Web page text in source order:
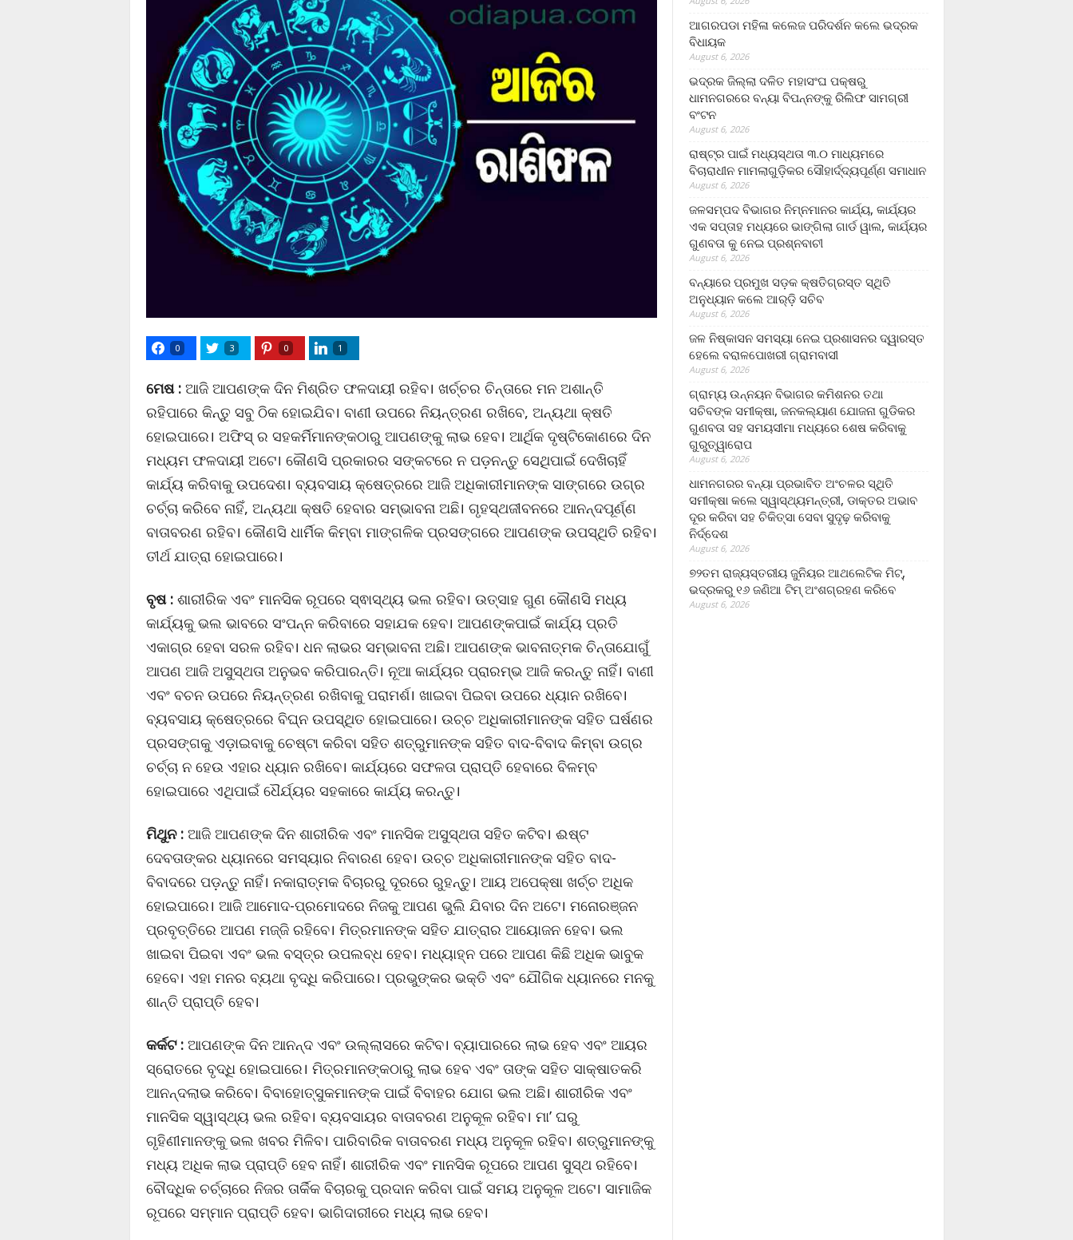
0 3 0 1
ମେଷ :ଆଜି ଆପଣଙ୍କ ଦିନ ମିଶ୍ରିତ ଫଳଦାୟୀ ରହିବ। ଖର୍ଚ୍ଚର ଚିନ୍ତାରେ ମନ ଅଶାନ୍ତି
ରହିପାରେ କିନ୍ତୁ ସବୁ ଠିକ ହୋଇଯିବ। ବାଣୀ ଉପରେ ନିୟନ୍ତ୍ରଣ ରଖିବେ, ଅନ୍ୟଥା କ୍ଷତି
ହୋଇପାରେ। ଅଫିସ୍ ର ସହକର୍ମିମାନଙ୍କଠାରୁ ଆପଣଙ୍କୁ ଲାଭ ହେବ। ଆର୍ଥିକ ଦୃଷ୍ଟିକୋଣରେ ଦିନ
ମଧ୍ୟମ ଫଳଦାୟୀ ଅଟେ। କୌଣସି ପ୍ରକାରର ସଙ୍କଟରେ ନ ପଡ଼ନନ୍ତୁ ସେଥିପାଇଁ ଦେଖିଚାହିଁ
କାର୍ଯ୍ୟ କରିବାକୁ ଉପଦେଶ। ବ୍ୟବସାୟ କ୍ଷେତ୍ରରେ ଆଜି ଅଧିକାରୀମାନଙ୍କ ସାଙ୍ଗରେ ଉଗ୍ର
ଚର୍ଚ୍ଚା କରିବେ ନାହିଁ, ଅନ୍ୟଥା କ୍ଷତି ହେବାର ସମ୍ଭାବନା ଅଛି। ଗୃହସ୍ଥଜୀବନରେ ଆନନ୍ଦପୂର୍ଣ୍ଣ
ବାତାବରଣ ରହିବ। କୌଣସି ଧାର୍ମିକ କିମ୍ବା ମାଙ୍ଗଳିକ ପ୍ରସଙ୍ଗରେ ଆପଣଙ୍କ ଉପସ୍ଥିତି ରହିବ।
ତୀର୍ଥ ଯାତ୍ରା ହୋଇପାରେ।
ବୃଷ :ଶାରୀରିକ ଏବଂ ମାନସିକ ରୂପରେ ସ୍ଵାସ୍ଥ୍ୟ ଭଲ ରହିବ। ଉତ୍ସାହ ଗୁଣ କୌଣସି ମଧ୍ୟ
କାର୍ଯ୍ୟକୁ ଭଲ ଭାବରେ ସଂପନ୍ନ କରିବାରେ ସହାଯକ ହେବ। ଆପଣଙ୍କପାଇଁ କାର୍ଯ୍ୟ ପ୍ରତି
ଏକାଗ୍ର ହେବା ସରଳ ରହିବ। ଧନ ଲାଭର ସମ୍ଭାବନା ଅଛି। ଆପଣଙ୍କ ଭାବନାତ୍ମକ ଚିନ୍ତାଯୋଗୁଁ
ଆପଣ ଆଜି ଅସୁସ୍ଥତା ଅନୁଭବ କରିପାରନ୍ତି। ନୂଆ କାର୍ଯ୍ୟର ପ୍ରାରମ୍ଭ ଆଜି କରନ୍ତୁ ନାହିଁ। ବାଣୀ
ଏବଂ ବଚନ ଉପରେ ନିୟନ୍ତ୍ରଣ ରଖିବାକୁ ପରାମର୍ଶ। ଖାଇବା ପିଇବା ଉପରେ ଧ୍ୟାନ ରଖିବେ।
ବ୍ୟବସାୟ କ୍ଷେତ୍ରରେ ବିଘ୍ନ ଉପସ୍ଥିତ ହୋଇପାରେ। ଉଚ୍ଚ ଅଧିକାରୀମାନଙ୍କ ସହିତ ଘର୍ଷଣର
ପ୍ରସଙ୍ଗକୁ ଏଡ଼ାଇବାକୁ ଚେଷ୍ଟା କରିବା ସହିତ ଶତ୍ରୁମାନଙ୍କ ସହିତ ବାଦ-ବିବାଦ କିମ୍ବା ଉଗ୍ର
ଚର୍ଚ୍ଚା ନ ହେଉ ଏହାର ଧ୍ୟାନ ରଖିବେ। କାର୍ଯ୍ୟରେ ସଫଳତା ପ୍ରାପ୍ତି ହେବାରେ ବିଳମ୍ବ
ହୋଇପାରେ ଏଥିପାଇଁ ଧୈର୍ଯ୍ୟର ସହକାରେ କାର୍ଯ୍ୟ କରନ୍ତୁ।
ମିଥୁନ :ଆଜି ଆପଣଙ୍କ ଦିନ ଶାରୀରିକ ଏବଂ ମାନସିକ ଅସୁସ୍ଥତା ସହିତ କଟିବ। ଈଷ୍ଟ
ଦେବତାଙ୍କର ଧ୍ୟାନରେ ସମସ୍ୟାର ନିବାରଣ ହେବ। ଉଚ୍ଚ ଅଧିକାରୀମାନଙ୍କ ସହିତ ବାଦ-
ବିବାଦରେ ପଡ଼ନ୍ତୁ ନାହିଁ। ନକାରାତ୍ମକ ବିଚାରରୁ ଦୂରରେ ରୁହନ୍ତୁ। ଆୟ ଅପେକ୍ଷା ଖର୍ଚ୍ଚ ଅଧିକ
ହୋଇପାରେ। ଆଜି ଆମୋଦ-ପ୍ରମୋଦରେ ନିଜକୁ ଆପଣ ଭୁଲି ଯିବାର ଦିନ ଅଟେ। ମନୋରଞ୍ଜନ
ପ୍ରବୃତ୍ତିରେ ଆପଣ ମଜ୍ଜି ରହିବେ। ମିତ୍ରମାନଙ୍କ ସହିତ ଯାତ୍ରାର ଆୟୋଜନ ହେବ। ଭଲ
ଖାଇବା ପିଇବା ଏବଂ ଭଲ ବସ୍ତ୍ର ଉପଲବ୍ଧ ହେବ। ମଧ୍ୟାହ୍ନ ପରେ ଆପଣ କିଛି ଅଧିକ ଭାବୁକ
ହେବେ। ଏହା ମନର ବ୍ୟଥା ବୃଦ୍ଧି କରିପାରେ। ପ୍ରଭୁଙ୍କର ଭକ୍ତି ଏବଂ ଯୌଗିକ ଧ୍ୟାନରେ ମନକୁ
ଶାନ୍ତି ପ୍ରାପ୍ତି ହେବ।
କର୍କଟ :ଆପଣଙ୍କ ଦିନ ଆନନ୍ଦ ଏବଂ ଉଲ୍ଲାସରେ କଟିବ। ବ୍ୟାପାରରେ ଲାଭ ହେବ ଏବଂ ଆୟର
ସ୍ରୋତରେ ବୃଦ୍ଧି ହୋଇପାରେ। ମିତ୍ରମାନଙ୍କଠାରୁ ଲାଭ ହେବ ଏବଂ ତାଙ୍କ ସହିତ ସାକ୍ଷାତକରି
ଆନନ୍ଦଲାଭ କରିବେ। ବିବାହୋତ୍ସୁକମାନଙ୍କ ପାଇଁ ବିବାହର ଯୋଗ ଭଲ ଅଛି। ଶାରୀରିକ ଏବଂ
ମାନସିକ ସ୍ୱାସ୍ଥ୍ୟ ଭଲ ରହିବ। ବ୍ୟବସାୟର ବାତାବରଣ ଅନୁକୂଳ ରହିବ। ମା’ ଘରୁ
ଗୃହିଣୀମାନଙ୍କୁ ଭଲ ଖବର ମିଳିବ। ପାରିବାରିକ ବାତାବରଣ ମଧ୍ୟ ଅନୁକୂଳ ରହିବ। ଶତ୍ରୁମାନଙ୍କୁ
ମଧ୍ୟ ଅଧିକ ଲାଭ ପ୍ରାପ୍ତି ହେବ ନାହିଁ। ଶାରୀରିକ ଏବଂ ମାନସିକ ରୂପରେ ଆପଣ ସୁସ୍ଥ ରହିବେ।
ବୌଦ୍ଧିକ ଚର୍ଚ୍ଚାରେ ନିଜର ତାର୍କିକ ବିଚାରକୁ ପ୍ରଦାନ କରିବା ପାଇଁ ସମୟ ଅନୁକୂଳ ଅଟେ। ସାମାଜିକ
ରୂପରେ ସମ୍ମାନ ପ୍ରାପ୍ତି ହେବ। ଭାଗିଦାରୀରେ ମଧ୍ୟ ଲାଭ ହେବ।
ଆଗରପଡା ମହିଳା କଲେଜ ପରିଦର୍ଶନ କଲେ ଭଦ୍ରକ
ବିଧାୟକ
August 6, 2026
ଭଦ୍ରକ ଜିଲ୍ଲା ଦଳିତ ମହାସଂଘ ପକ୍ଷରୁ
ଧାମନଗରରେ ବନ୍ୟା ବିପନ୍ନଙ୍କୁ ରିଲିଫ ସାମଗ୍ରୀ
ବଂଟନ
August 6, 2026
ରାଷ୍ଟ୍ର ପାଇଁ ମଧ୍ୟସ୍ଥତା ୩.୦ ମାଧ୍ୟମରେ
ବିଚାରାଧୀନ ମାମଲାଗୁଡ଼ିକର ସୌହାର୍ଦ୍ଦ୍ୟପୂର୍ଣ୍ଣ ସମାଧାନ
August 6, 2026
ଜଳସମ୍ପଦ ବିଭାଗର ନିମ୍ନମାନର କାର୍ଯ୍ୟ, କାର୍ଯ୍ୟର
ଏକ ସପ୍ତାହ ମଧ୍ୟରେ ଭାଙ୍ଗିଲା ଗାର୍ଡ ୱାଲ, କାର୍ଯ୍ୟର
ଗୁଣବତା କୁ ନେଇ ପ୍ରଶ୍ନବାଚୀ
August 6, 2026
ବନ୍ୟାରେ ପ୍ରମୁଖ ସଡ଼କ କ୍ଷତିଗ୍ରସ୍ତ ସ୍ଥିତି
ଅନୁଧ୍ୟାନ କଲେ ଆର୍‌ଡ଼ି ସଚିବ
August 6, 2026
ଜଳ ନିଷ୍କାସନ ସମସ୍ୟା ନେଇ ପ୍ରଶାସନର ଦ୍ୱାରସ୍ତ
ହେଲେ ବରାଳପୋଖରୀ ଗ୍ରାମବାସୀ
August 6, 2026
ଗ୍ରାମ୍ୟ ଉନ୍ନୟନ ବିଭାଗର କମିଶନର ତଥା
ସଚିବଙ୍କ ସମୀକ୍ଷା, ଜନକଲ୍ୟାଣ ଯୋଜନା ଗୁଡିକର
ଗୁଣବତା ସହ ସମୟସୀମା ମଧ୍ୟରେ ଶେଷ କରିବାକୁ
ଗୁରୁତ୍ୱାରୋପ
August 6, 2026
ଧାମନଗରର ବନ୍ୟା ପ୍ରଭାବିତ ଅଂଚଳର ସ୍ଥିତି
ସମୀକ୍ଷା କଲେ ସ୍ୱାସ୍ଥ୍ୟମନ୍ତ୍ରୀ, ଡାକ୍ତର ଅଭାବ
ଦୂର କରିବା ସହ ଚିକିତ୍ସା ସେବା ସୁଦୃଢ଼ କରିବାକୁ
ନିର୍ଦ୍ଦେଶ
August 6, 2026
୭୨ତମ ରାଜ୍ୟସ୍ତରୀୟ ଜୁନିୟର ଆଥଲେଟିକ ମିଟ୍‌,
ଭଦ୍ରକରୁ ୧୬ ଜଣିଆ ଟିମ୍ ଅଂଶଗ୍ରହଣ କରିବେ
August 6, 2026